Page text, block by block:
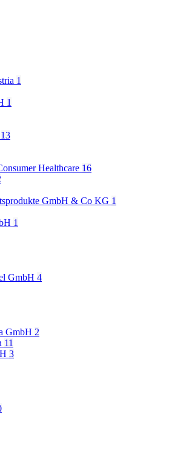
1
1
13
Healthcare 16
GmbH & Co KG 1
1
GmbH 4
GmbH 2
11
3